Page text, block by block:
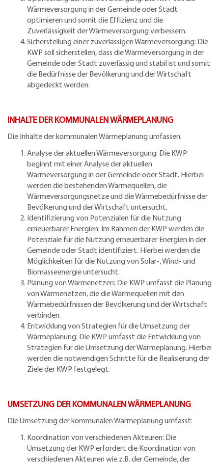
Wärmeversorgung in der Gemeinde oder Stadt
optimieren und somit die Effizienz und die
Zuverlässigkeit der Wärmeversorgung verbessern.
Sicherstellung einer zuverlässigen Wärmeversorgung: Die
KWP soll sicherstellen, dass die Wärmeversorgung in der
Gemeinde oder Stadt zuverlässig und stabil ist und somit
die Bedürfnisse der Bevölkerung und der Wirtschaft
abgedeckt werden.
INHALTE DER KOMMUNALEN WÄRMEPLANUNG
Die Inhalte der kommunalen Wärmeplanung umfassen:
Analyse der aktuellen Wärmeversorgung: Die KWP
beginnt mit einer Analyse der aktuellen
Wärmeversorgung in der Gemeinde oder Stadt. Hierbei
werden die bestehenden Wärmequellen, die
Wärmeversorgungsnetze und die Wärmebedürfnisse der
Bevölkerung und der Wirtschaft untersucht.
Identifizierung von Potenzialen für die Nutzung
erneuerbarer Energien: Im Rahmen der KWP werden die
Potenziale für die Nutzung erneuerbarer Energien in der
Gemeinde oder Stadt identifiziert. Hierbei werden die
Möglichkeiten für die Nutzung von Solar-, Wind- und
Biomasseenergie untersucht.
Planung von Wärmenetzen: Die KWP umfasst die Planung
von Wärmenetzen, die die Wärmequellen mit den
Wärmebedürfnissen der Bevölkerung und der Wirtschaft
verbinden.
Entwicklung von Strategien für die Umsetzung der
Wärmeplanung: Die KWP umfasst die Entwicklung von
Strategien für die Umsetzung der Wärmeplanung. Hierbei
werden die notwendigen Schritte für die Realisierung der
Ziele der KWP festgelegt.
UMSETZUNG DER KOMMUNALEN WÄRMEPLANUNG
Die Umsetzung der kommunalen Wärmeplanung umfasst:
Koordination von verschiedenen Akteuren: Die
Umsetzung der KWP erfordert die Koordination von
verschiedenen Akteuren wie z.B. der Gemeinde, der